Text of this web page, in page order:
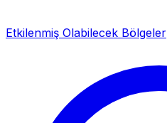
Etkilenmiş Olabilecek Bölgeler